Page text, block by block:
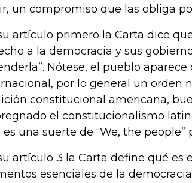
un compromiso que las obliga
artículo primero la Carta dice
a la democracia y sus
Nótese, el pueblo
por lo general un orden
constitucional americana,
el constitucionalismo
una suerte de “We, the people”
artículo 3 la Carta define qué es
esenciales de la